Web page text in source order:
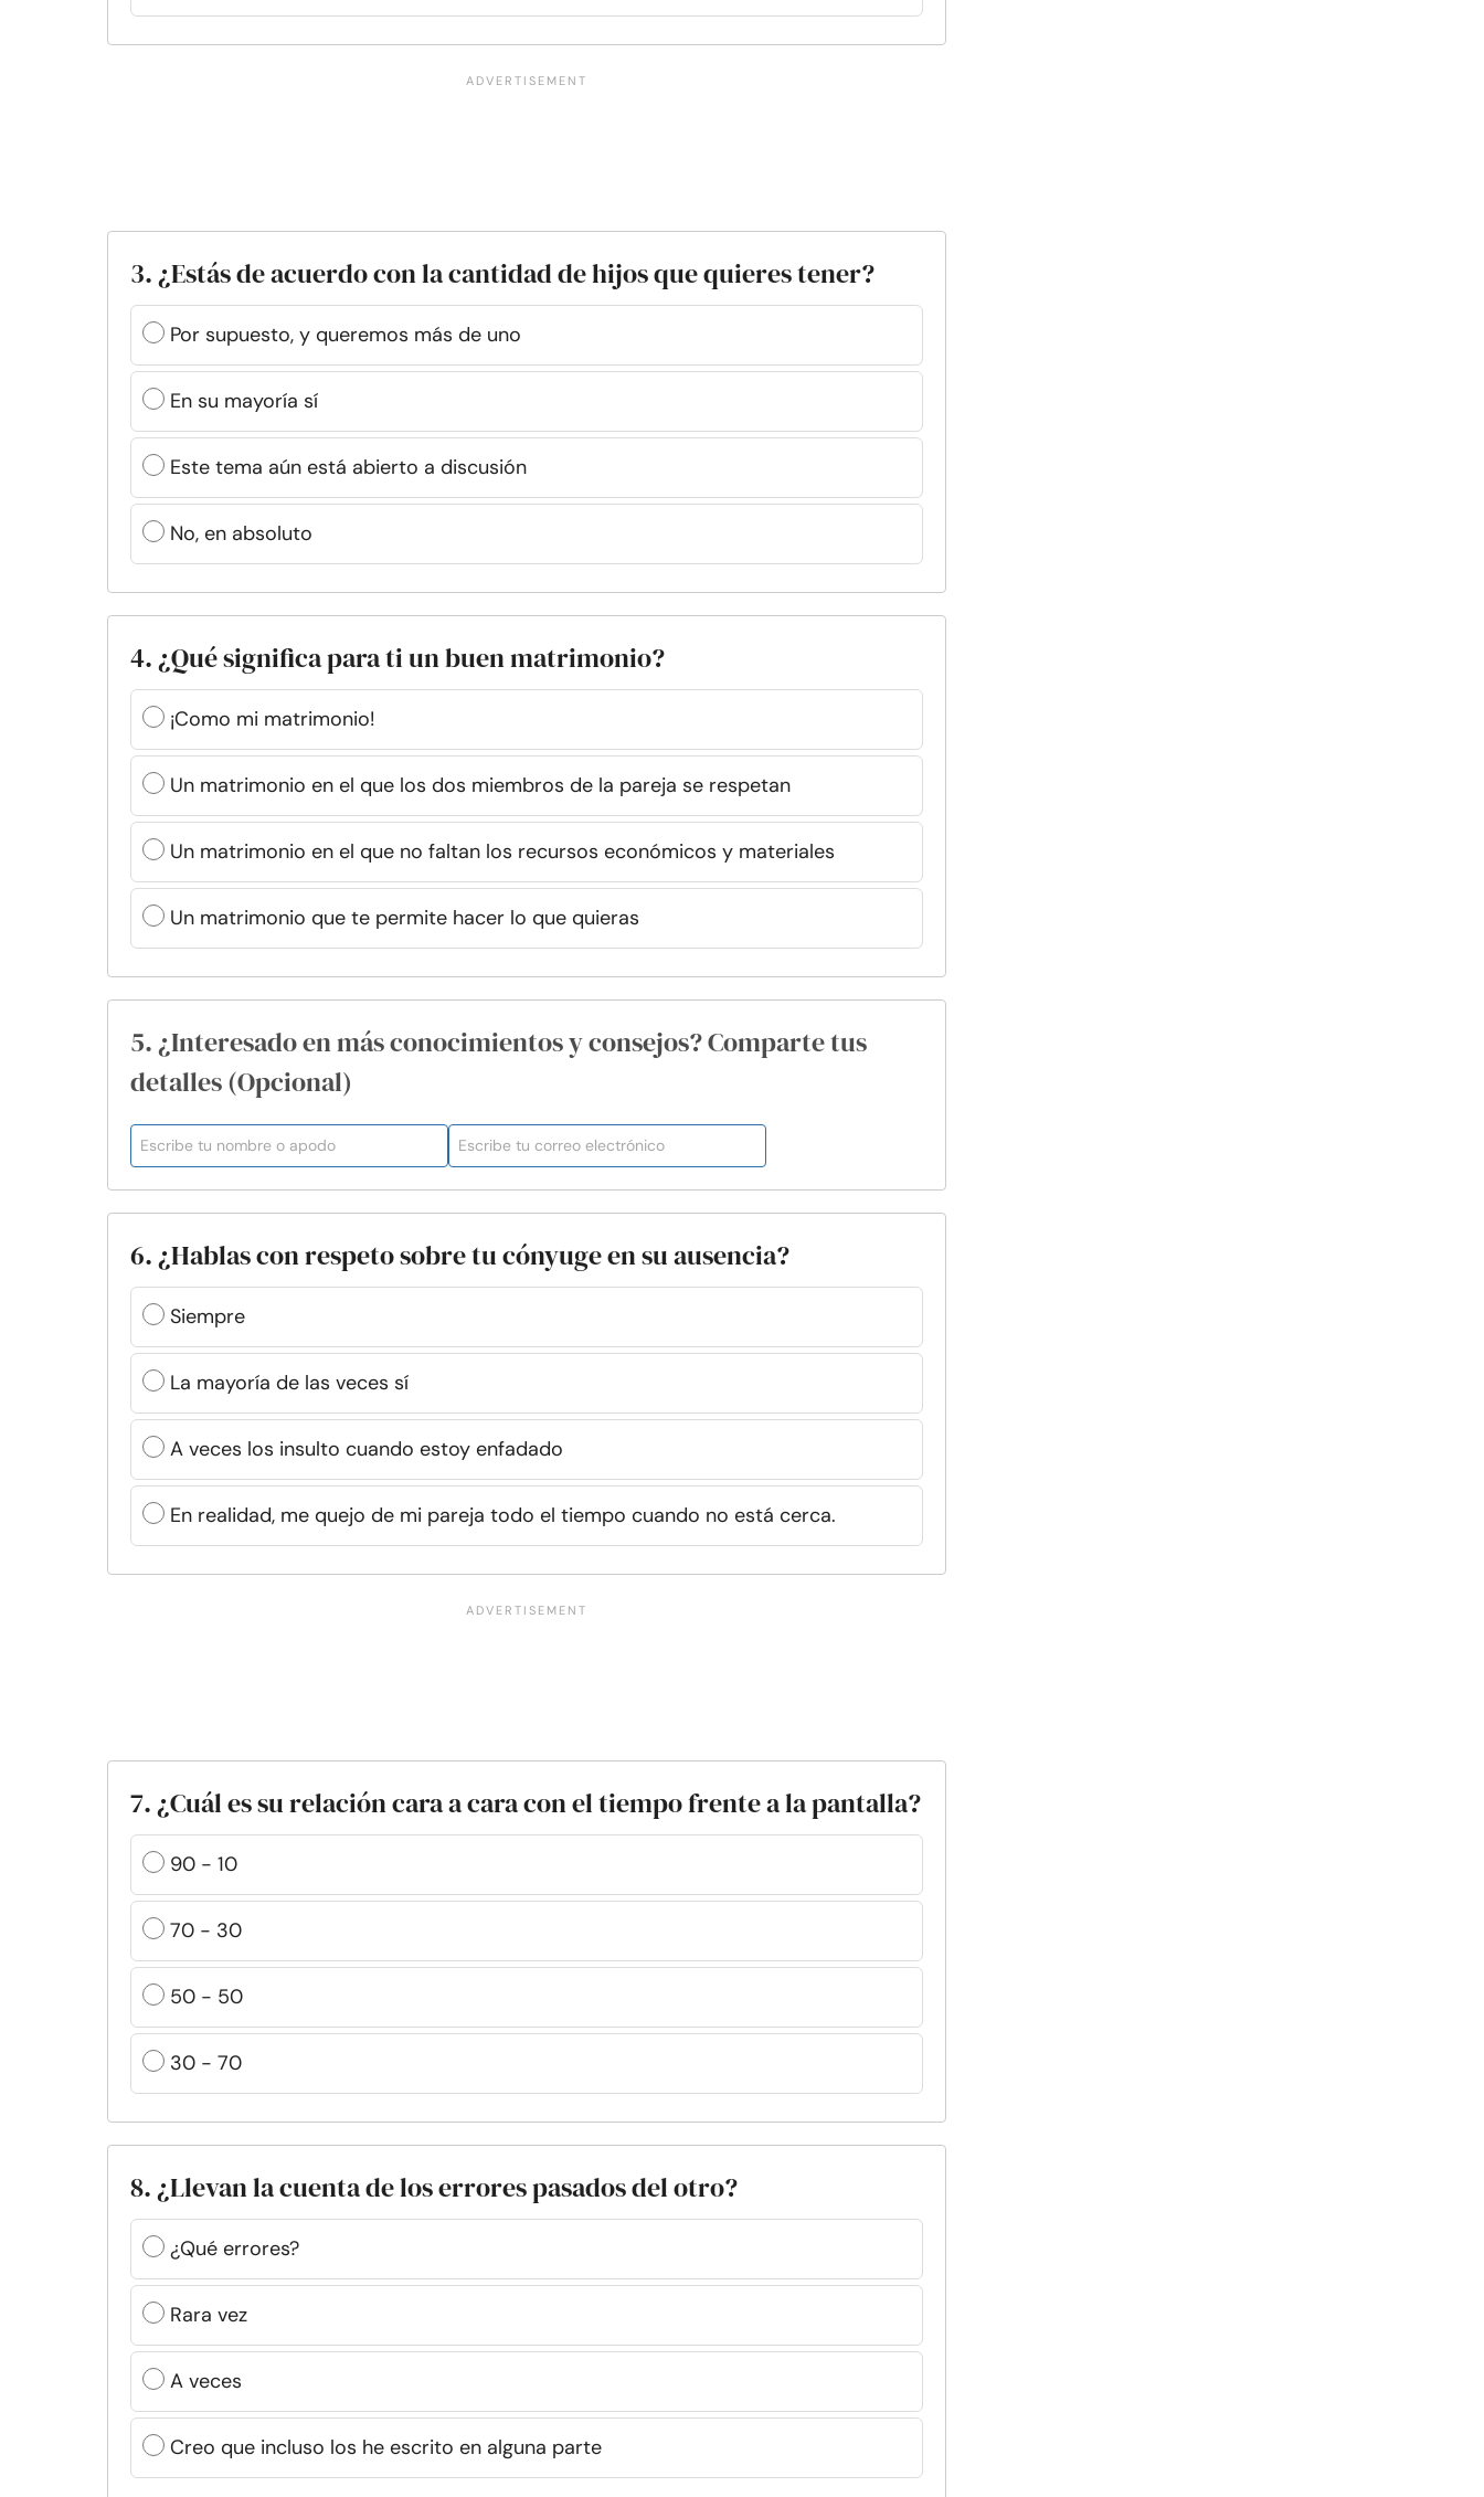
3. ¿Estás de acuerdo con la cantidad de hijos que quieres tener?
Por supuesto, y queremos más de uno
En su mayoría sí
Este tema aún está abierto a discusión
No, en absoluto
4. ¿Qué significa para ti un buen matrimonio?
¡Como mi matrimonio!
Un matrimonio en el que los dos miembros de la pareja se respetan
Un matrimonio en el que no faltan los recursos económicos y materiales
Un matrimonio que te permite hacer lo que quieras
5. ¿Interesado en más conocimientos y consejos? Comparte tus
detalles (Opcional)
6. ¿Hablas con respeto sobre tu cónyuge en su ausencia?
Siempre
La mayoría de las veces sí
A veces los insulto cuando estoy enfadado
En realidad, me quejo de mi pareja todo el tiempo cuando no está cerca.
7. ¿Cuál es su relación cara a cara con el tiempo frente a la pantalla?
90 - 10
70 - 30
50 - 50
30 - 70
8. ¿Llevan la cuenta de los errores pasados del otro?
¿Qué errores?
Rara vez
A veces
Creo que incluso los he escrito en alguna parte